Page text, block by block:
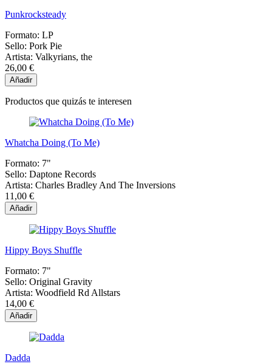
Punkrocksteady
Formato: LP
Sello: Pork Pie
Artista: Valkyrians, the
26,00 €
Añadir
Productos que quizás te interesen
Whatcha Doing (To Me)
Formato: 7"
Sello: Daptone Records
Artista: Charles Bradley And The Inversions
11,00 €
Añadir
Hippy Boys Shuffle
Formato: 7"
Sello: Original Gravity
Artista: Woodfield Rd Allstars
14,00 €
Añadir
Dadda